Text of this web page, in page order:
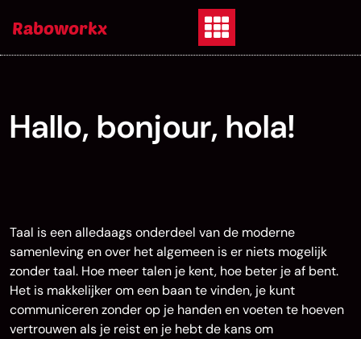
Raboworkx
Hallo, bonjour, hola!
Taal is een alledaags onderdeel van de moderne
samenleving en over het algemeen is er niets mogelijk
zonder taal. Hoe meer talen je kent, hoe beter je af bent.
Het is makkelijker om een baan te vinden, je kunt
communiceren zonder op je handen en voeten te hoeven
vertrouwen als je reist en je hebt de kans om